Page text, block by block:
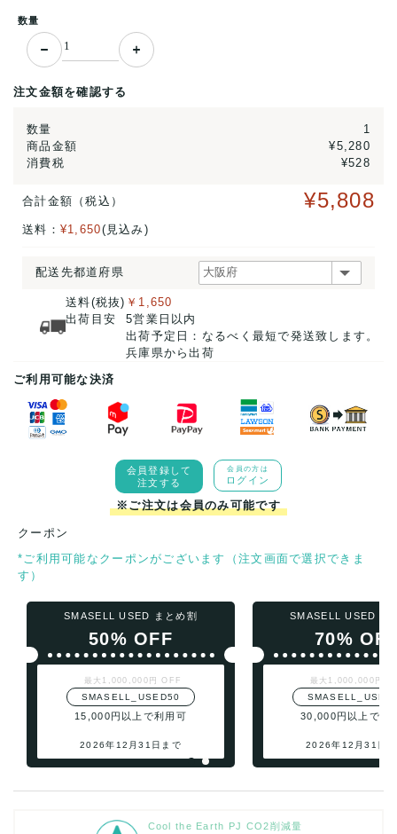
数量
注文金額を確認する
数量
1
商品金額
¥5,280
消費税
¥528
合計金額（税込） ¥5,808
送料： ¥1,650(見込み)
配送先都道府県
送料(税抜)
出荷目安
￥1,650
5営業日以内
出荷予定日：なるべく最短で発送致します。
兵庫県から出荷
ご利用可能な決済
会員登録して
注文する
会員の方は
ログイン
※ご注文は会員のみ可能です
クーポン
*ご利用可能なクーポンがございます（注文画面で選択できま
す）
SMASELL USED まとめ割
50% OFF
最大1,000,000円 OFF
SMASELL_USED50
15,000円以上で利用可
2026年12月31日まで
SMASELL USED ま
70%
最大1,000,000円
30,000円以上で利
2026年12月31日
Cool the Earth PJ CO2削減量